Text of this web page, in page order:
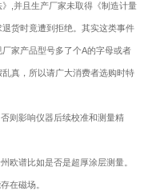
,并且生产厂家未取得《制造计量
货时竟遭到拒绝。其实这类事件
家产品型号多了个A的字母或者
真，所以请广大消费者选购时特
则影响仪器后续校准和测量精
欧谱比如是否是超厚涂层测量。
在磁场。